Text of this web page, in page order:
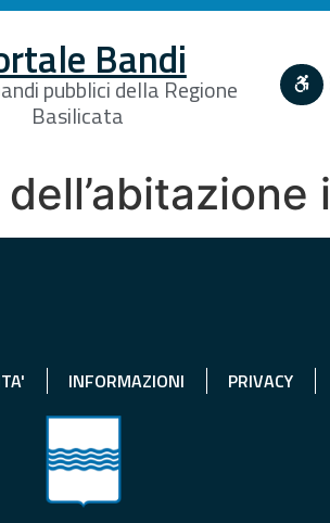
Bandi
pubblici della Regione
Basilicata
INFORMAZIONI PRIVACY